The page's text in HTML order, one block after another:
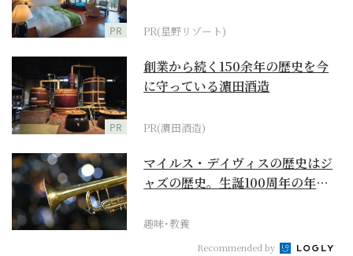
PR PR(星野リゾート)
PR
創業から続く150余年の歴史を今
に守っている濵田酒造
PR(濵田酒造)
マイルス・デイヴィスの歴史はジ
ャズの歴史。生誕100周年の年に
趣味･教養
Recommended by